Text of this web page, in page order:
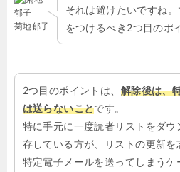
菊地郁子
それは避けたいですね
をつけるべき 2つ目のポ
2つ目のポイントは、 解除後は、
は送らないことです。
特に手元に一度読者リストをダウ
存している方が、リストの更新を
特定電子メールを送ってしまうケ